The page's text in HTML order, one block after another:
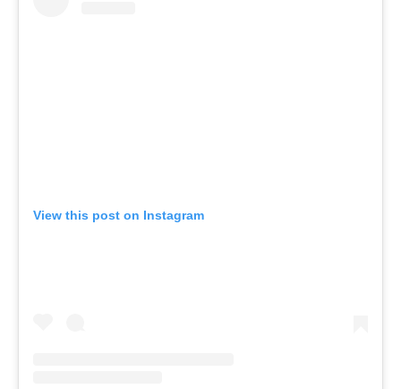
View this post on Instagram